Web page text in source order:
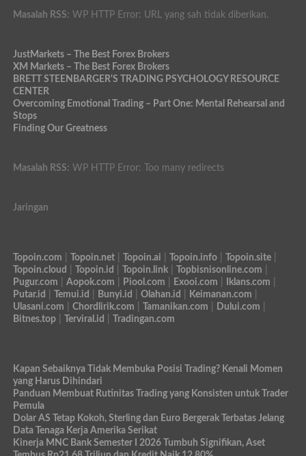
Masalah RSS: WP HTTP Error: URL yang sah tidak diberikan.
JustMarkets – The Best Forex Brokers
XM Markets – The Best Forex Brokers
BRETT STEENBARGER'S TRADING PSYCHOLOGY RESOURCE
CENTER
Overcoming Emotional Trading – Part One: Mental Rehearsal and
Stops
Finding Our Greatness
Masalah RSS: WP HTTP Error: Too many redirects
Jaringan
Topoin.com Topoin.net| Topoin.ai Topoin.info| Topoin.site|
Topoin.cloud
Topoin.id Topoin.link| Topbisnisonline.com
Pugur.com
Aopok.com Piool.com Exooi.com Iklans.com
Putar.id
Temui.id Bunyi.id Olahan.id Keimanan.com
Ulasani.com
Chordlirik.com Tamanikan.com Dului.com
Bitnes.top| Terviral.id Tradingan.com
Kapan Sebaiknya Tidak Membuka Posisi Trading? Kenali Momen
yang Harus Dihindari
Panduan Membuat Rutinitas Trading yang Konsisten untuk Trader
Pemula
Dolar AS Tetap Kokoh, Sterling dan Euro Bergerak Terbatas Jelang
Data Tenaga Kerja Amerika Serikat
Kinerja MNC Bank Semester I 2026 Tumbuh Signifikan, Aset